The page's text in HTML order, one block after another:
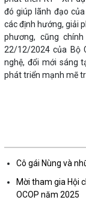
đó giúp lãnh đạo
các định hướng, giải
phương, cũng
22/12/2024 của Bộ
nghệ, đổi mới sáng
phát triển mạnh mẽ
Cô gái Nùng và
Mời tham gia Hội
OCOP năm 2025
Những sáng tạo
Gam màu sáng
Khi khoa học -